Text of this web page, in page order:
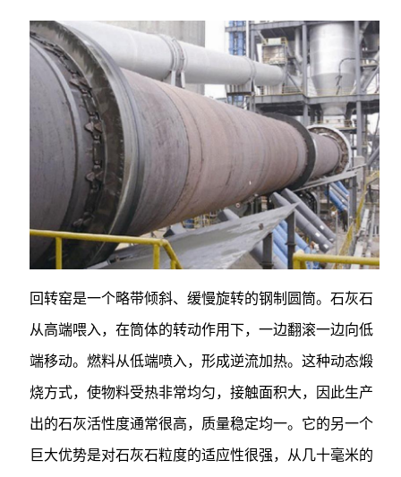
回转窑是一个略带倾斜、缓慢旋转的钢制圆筒。石灰石
从高端喂入，在筒体的转动作用下，一边翻滚一边向低
端移动。燃料从低端喷入，形成逆流加热。这种动态煅
烧方式，使物料受热非常均匀，接触面积大，因此生产
出的石灰活性度通常很高，质量稳定均一。它的另一个
巨大优势是对石灰石粒度的适应性很强，从几十毫米的